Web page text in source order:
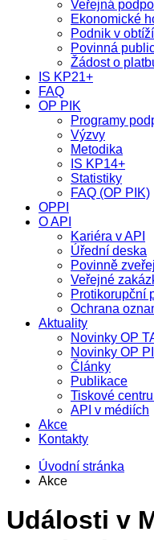
Veřejná
Ekonomické
Podnik v
Povinná
Žádost o
IS KP21+
FAQ
OP PIK
Programy
Výzvy
Metodika
IS KP14+
Statistiky
FAQ (OP PIK)
OPPI
O API
Kariéra v API
Úřední deska
Povinně
Veřejné
Protikorupční
Ochrana
Aktuality
Novinky OP
Novinky OP
Články
Publikace
Tiskové
API v médiích
Akce
Kontakty
Úvodní stránka
Akce
Události v